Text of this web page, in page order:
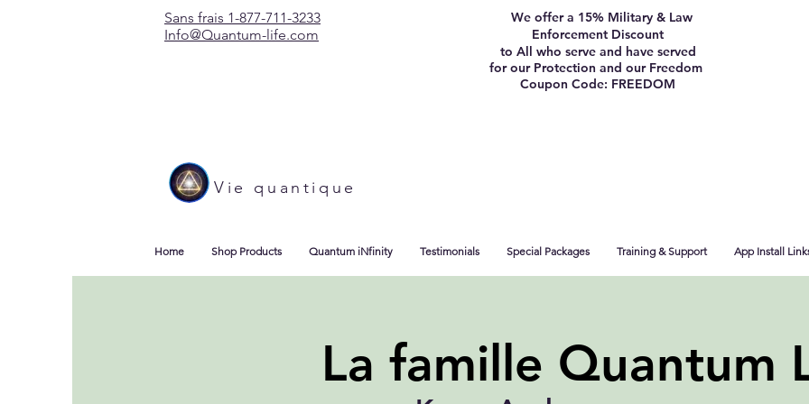
Sans frais 1-877-711-3233
Info@Quantum-life.com
We offer a 15% Military & Law
Enforcement Discount
to All who serve and have served
for our Protection and our Freedom
Coupon Code: FREEDOM
Vie quantique
Home Shop Products Quantum iNfinity Testimonials Special Packages Training & Support App Install
La famille Quantum